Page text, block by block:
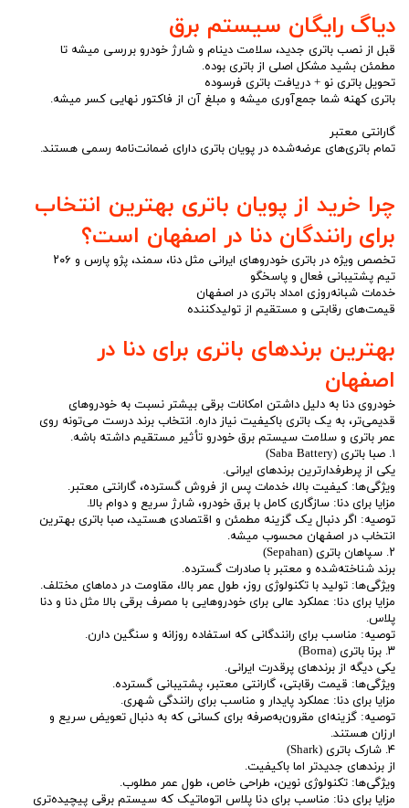
دیاگ رایگان سیستم برق
قبل از نصب باتری جدید، سلامت دینام و شارژ خودرو بررسی میشه تا
مطمئن بشید مشکل اصلی از باتری بوده.
تحویل باتری نو + دریافت باتری فرسوده
باتری کهنه شما جمع‌آوری میشه و مبلغ آن از فاکتور نهایی کسر میشه.
گارانتی معتبر
تمام باتری‌های عرضه‌شده در پویان باتری دارای ضمانت‌نامه رسمی هستند.
چرا خرید از پویان باتری بهترین انتخاب
برای رانندگان دنا در اصفهان است؟
تخصص ویژه در باتری خودروهای ایرانی مثل دنا، سمند، پژو پارس و ۲۰۶
تیم پشتیبانی فعال و پاسخگو
خدمات شبانه‌روزی امداد باتری در اصفهان
قیمت‌های رقابتی و مستقیم از تولیدکننده
بهترین برندهای باتری برای دنا در
اصفهان
خودروی دنا به دلیل داشتن امکانات برقی بیشتر نسبت به خودروهای
قدیمی‌تر، به یک باتری باکیفیت نیاز داره. انتخاب برند درست می‌تونه روی
عمر باتری و سلامت سیستم برق خودرو تأثیر مستقیم داشته باشه.
۱. صبا باتری (Saba Battery)
یکی از پرطرفدارترین برندهای ایرانی.
ویژگی‌ها: کیفیت بالا، خدمات پس از فروش گسترده، گارانتی معتبر.
مزایا برای دنا: سازگاری کامل با برق خودرو، شارژ سریع و دوام بالا.
توصیه: اگر دنبال یک گزینه مطمئن و اقتصادی هستید، صبا باتری بهترین
انتخاب در اصفهان محسوب میشه.
۲. سپاهان باتری (Sepahan)
برند شناخته‌شده و معتبر با صادرات گسترده.
ویژگی‌ها: تولید با تکنولوژی روز، طول عمر بالا، مقاومت در دماهای مختلف.
مزایا برای دنا: عملکرد عالی برای خودروهایی با مصرف برقی بالا مثل دنا و دنا
پلاس.
توصیه: مناسب برای رانندگانی که استفاده روزانه و سنگین دارن.
۳. برنا باتری (Borna)
یکی دیگه از برندهای پرقدرت ایرانی.
ویژگی‌ها: قیمت رقابتی، گارانتی معتبر، پشتیبانی گسترده.
مزایا برای دنا: عملکرد پایدار و مناسب برای رانندگی شهری.
توصیه: گزینه‌ای مقرون‌به‌صرفه برای کسانی که به دنبال تعویض سریع و
ارزان هستند.
۴. شارک باتری (Shark)
از برندهای جدیدتر اما باکیفیت.
ویژگی‌ها: تکنولوژی نوین، طراحی خاص، طول عمر مطلوب.
مزایا برای دنا: مناسب برای دنا پلاس اتوماتیک که سیستم برقی پیچیده‌تری